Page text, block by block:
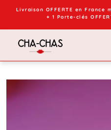
Livraison OFFERTE en France
+ 1 Porte-clés